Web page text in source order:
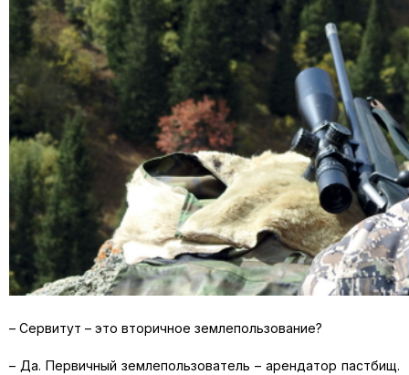
– Сервитут – это вторичное землепользование?
– Да. Первичный землепользователь – арендатор пастбищ.